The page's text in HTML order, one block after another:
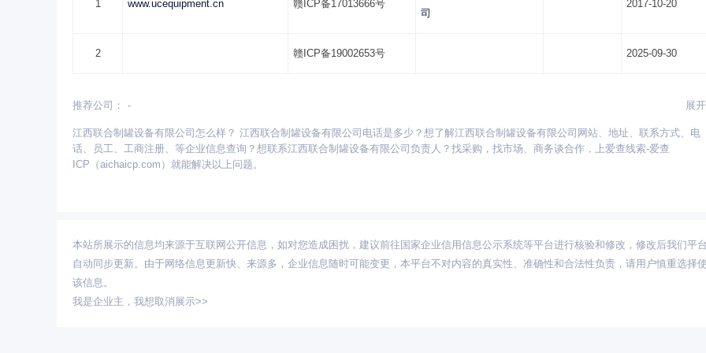
1 www.ucequipment.cn 赣ICP备17013666号
司
2017-10-20
2 赣ICP备19002653号 2025-09-30
推荐公司： - 展开
更多省份： 安徽 北京 重庆 福建 甘肃 广东 广西 贵州 海南 河北 河南 湖北 湖南 江苏 江西 吉林 辽宁
宁夏
青海
山东 陕西 山西 上海 四川 天津 新疆 西藏 云南 浙江 内蒙古 黑龙江
江西联合制罐设备有限公司怎么样？ 江西联合制罐设备有限公司电话是多少？想了解江西联合制罐设备有限公司网站、地址、联系方式、电
话、员工、工商注册、等企业信息查询？想联系江西联合制罐设备有限公司负责人？找采购，找市场、商务谈合作，上爱查线索-爱查
ICP（aichaicp.com）就能解决以上问题。
本站所展示的信息均来源于互联网公开信息，如对您造成困扰，建议前往国家企业信用信息公示系统等平台进行核验和修改，修改后我们平
自动同步更新。由于网络信息更新快、来源多，企业信息随时可能变更，本平台不对内容的真实性、准确性和合法性负责，请用户慎重选择
该信息。
我是企业主， 我想取消展示>>